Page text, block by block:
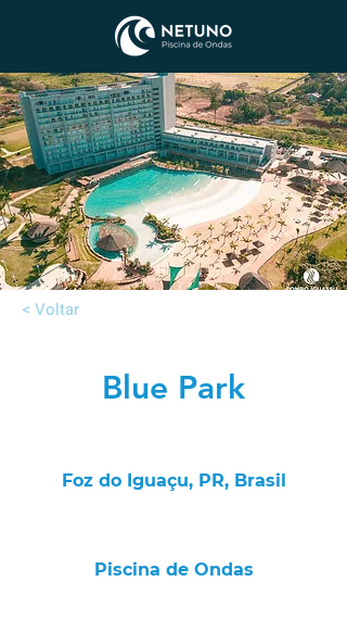
< Voltar
Blue Park
Foz do Iguaçu, PR, Brasil
Piscina de Ondas